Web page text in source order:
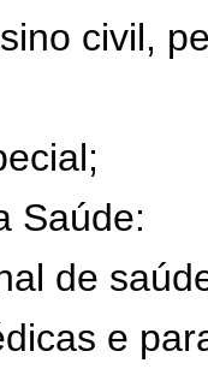
civil,
Saúde:
de
e